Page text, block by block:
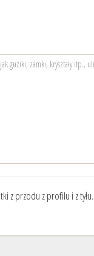
z przodu z profilu i z